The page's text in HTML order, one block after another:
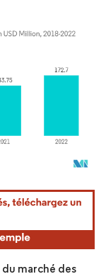
attribution sous CC BY
marché des